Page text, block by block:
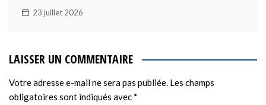
23 juillet 2026
LAISSER UN COMMENTAIRE
Votre adresse e-mail ne sera pas publiée. Les champs
obligatoires sont indiqués avec *